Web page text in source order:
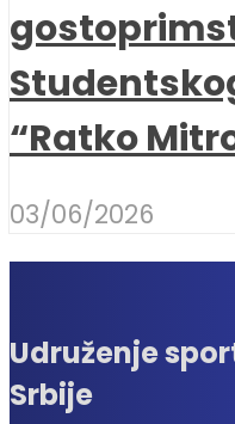
“Ratko
03/06/2026
Udruženje
Srbije